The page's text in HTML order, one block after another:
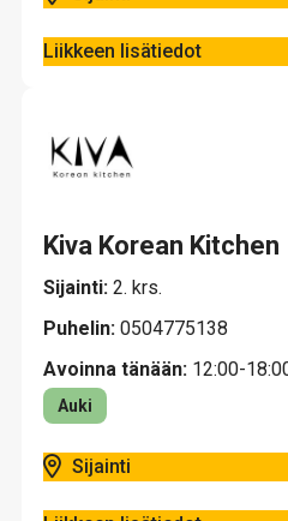
Liikkeen lisätiedot
Kiva Korean Kitchen
Sijainti: 2. krs.
Puhelin: 0504775138
Avoinna tänään: 12:00-
Auki
Sijainti